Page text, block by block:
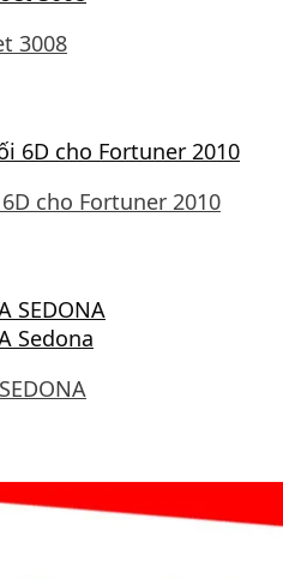
3008
cho Fortuner 2010